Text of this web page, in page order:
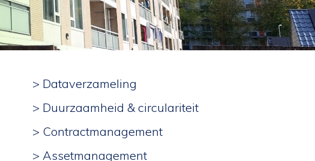
> Dataverzameling
> Duurzaamheid & circulariteit
> Contractmanagement
> Assetmanagement